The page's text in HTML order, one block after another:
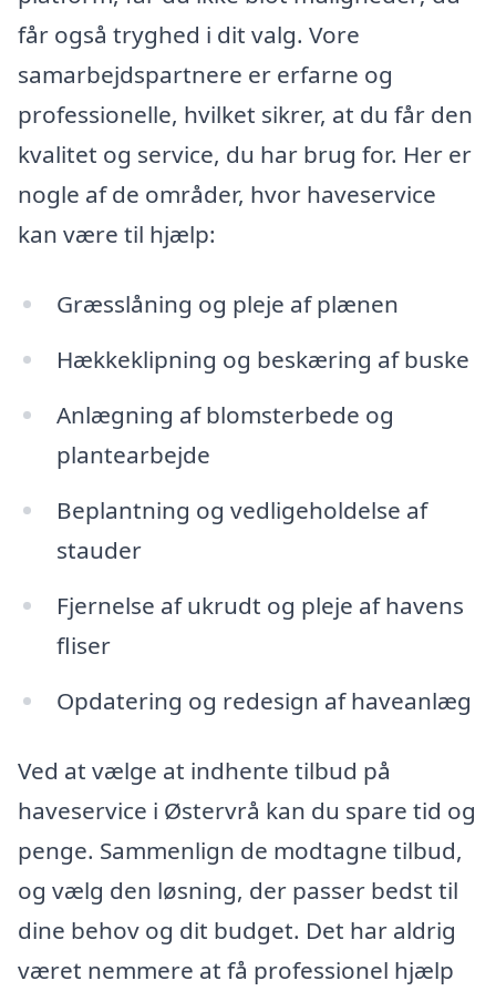
får også tryghed i dit valg. Vore
samarbejdspartnere er erfarne og
professionelle, hvilket sikrer, at du får den
kvalitet og service, du har brug for. Her er
nogle af de områder, hvor haveservice
kan være til hjælp:
Græsslåning og pleje af plænen
Hækkeklipning og beskæring af buske
Anlægning af blomsterbede og
plantearbejde
Beplantning og vedligeholdelse af
stauder
Fjernelse af ukrudt og pleje af havens
fliser
Opdatering og redesign af haveanlæg
Ved at vælge at indhente tilbud på
haveservice i Østervrå kan du spare tid og
penge. Sammenlign de modtagne tilbud,
og vælg den løsning, der passer bedst til
dine behov og dit budget. Det har aldrig
været nemmere at få professionel hjælp